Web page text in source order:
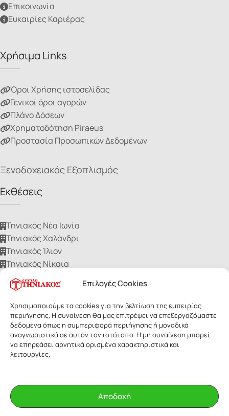
Επιλογές Cookies
Χρησιμοποιούμε τα cookies για την βελτίωση της εμπειρίας
περιήγησης. Η συναίνεση θα μας επιτρέψει να επεξεργαζόμαστε
δεδομένα όπως η συμπεριφορά περιήγησης ή μοναδικά
αναγνωριστικά σε αυτόν τον ιστότοπο. Η μη συναίνεση μπορεί
να επηρεάσει αρνητικά ορισμένα χαρακτηριστικά και
λειτουργίες.
Αποδοχή
Επικοινωνία
Ευκαιρίες Καριέρας
Χρήσιμα Links
Όροι Χρήσης ιστοσελίδας
Γενικοί όροι αγορών
Πλάνο Δόσεων
Χρηματοδότηση Piraeus
Προστασία Προσωπικών Δεδομένων
Ξενοδοχειακός Εξοπλισμός
Εκθέσεις
Τηνιακός Νέα Ιωνία
Τηνιακός Χαλάνδρι
Τηνιακός Ίλιον
Τηνιακός Νίκαια
Τηνιακός Ηλιούπολη
ΕΠΙΠΛΑ ΤΗΝΙΑΚΟΣ
- Με επιφύλαξη παντός δικαιώματος. Οι
εικόνες των προϊόντων ανήκουν αποκλειστικά στην Τηνιακός Α.Ε.